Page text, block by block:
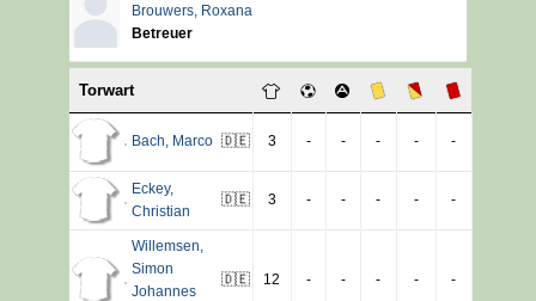
Brouwers, Roxana
Betreuer
Torwart
Bach Marco 🇩🇪 3 - - - - -
Eckey,
Christian
🇩🇪 3 - - - - -
Willemsen
Simon
Johannes
🇩🇪 12 - - - - -